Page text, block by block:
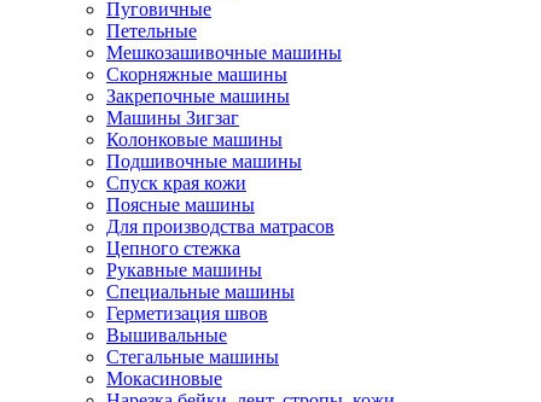
Пуговичные
Петельные
Мешкозашивочные машины
Скорняжные машины
Закрепочные машины
Машины Зигзаг
Колонковые машины
Подшивочные машины
Спуск края кожи
Поясные машины
Для производства матрасов
Цепного стежка
Рукавные машины
Специальные машины
Герметизация швов
Вышивальные
Стегальные машины
Мокасиновые